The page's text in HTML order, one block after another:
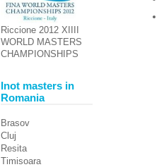
Riccione 2012 XIIII
WORLD MASTERS
CHAMPIONSHIPS
Inot masters in
Romania
Brasov
Cluj
Resita
Timisoara